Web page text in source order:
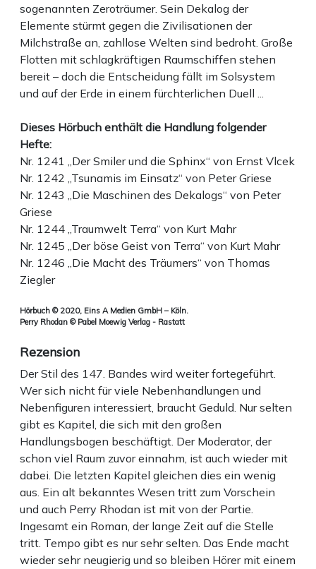
sogenannten Zeroträumer. Sein Dekalog der
Elemente stürmt gegen die Zivilisationen der
Milchstraße an, zahllose Welten sind bedroht. Große
Flotten mit schlagkräftigen Raumschiffen stehen
bereit – doch die Entscheidung fällt im Solsystem
und auf der Erde in einem fürchterlichen Duell ...
Dieses Hörbuch enthält die Handlung folgender
Hefte:
Nr. 1241 „Der Smiler und die Sphinx“ von Ernst Vlcek
Nr. 1242 „Tsunamis im Einsatz“ von Peter Griese
Nr. 1243 „Die Maschinen des Dekalogs“ von Peter
Griese
Nr. 1244 „Traumwelt Terra“ von Kurt Mahr
Nr. 1245 „Der böse Geist von Terra“ von Kurt Mahr
Nr. 1246 „Die Macht des Träumers“ von Thomas
Ziegler
Hörbuch © 2020, Eins A Medien GmbH – Köln.
Perry Rhodan © Pabel Moewig Verlag - Rastatt
Rezension
Der Stil des 147. Bandes wird weiter fortegeführt.
Wer sich nicht für viele Nebenhandlungen und
Nebenfiguren interessiert, braucht Geduld. Nur selten
gibt es Kapitel, die sich mit den großen
Handlungsbogen beschäftigt. Der Moderator, der
schon viel Raum zuvor einnahm, ist auch wieder mit
dabei. Die letzten Kapitel gleichen dies ein wenig
aus. Ein alt bekanntes Wesen tritt zum Vorschein
und auch Perry Rhodan ist mit von der Partie.
Ingesamt ein Roman, der lange Zeit auf die Stelle
tritt. Tempo gibt es nur sehr selten. Das Ende macht
wieder sehr neugierig und so bleiben Hörer mit einem